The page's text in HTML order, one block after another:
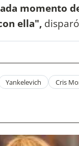
momento
ella",
Yankelevich Cris